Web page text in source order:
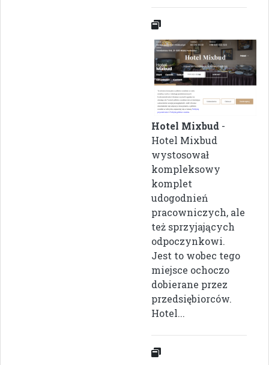
Hotel Mixbud -
Hotel Mixbud
wystosował
kompleksowy
komplet
udogodnień
pracowniczych, ale
też sprzyjających
odpoczynkowi.
Jest to wobec tego
miejsce ochoczo
dobierane przez
przedsiębiorców.
Hotel...